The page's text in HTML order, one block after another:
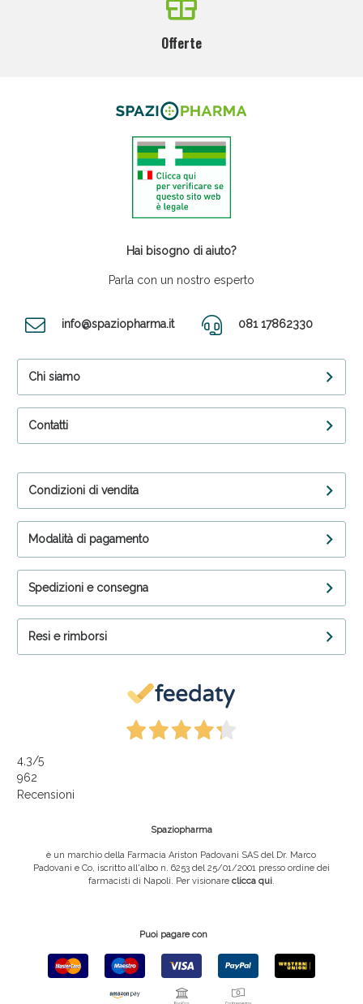
Offerte
Hai bisogno di aiuto?
Parla con un nostro esperto
info@spaziopharma.it 081 17862330
Chi siamo
Contatti
Condizioni di vendita
Modalità di pagamento
Spedizioni e consegna
Resi e rimborsi
4,3/5
962
Recensioni
Spaziopharma
è un marchio della Farmacia Ariston Padovani SAS del Dr. Marco
Padovani e Co, iscritto all'albo n. 6253 del 25/01/2001 presso ordine dei
farmacisti di Napoli. Per visionare clicca qui.
Puoi pagare con